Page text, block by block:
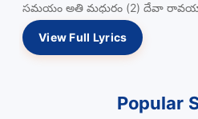
సమయం అతి మధురం (2) దేవా
Full…
View Full Lyrics
Popular